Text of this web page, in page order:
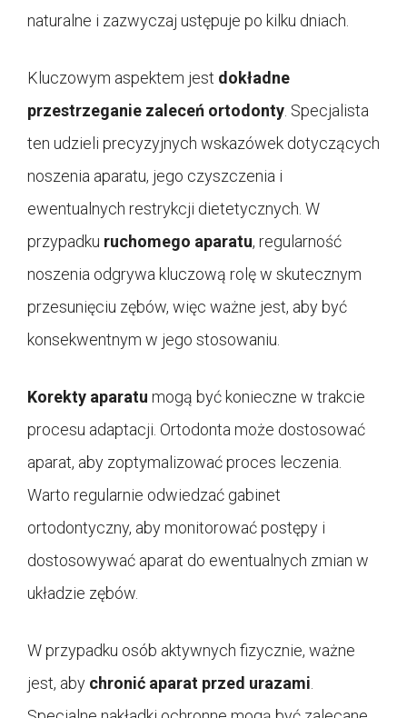
naturalne i zazwyczaj ustępuje po kilku dniach.
Kluczowym aspektem jest dokładne
przestrzeganie zaleceń ortodonty . Specjalista
ten udzieli precyzyjnych wskazówek dotyczących
noszenia aparatu, jego czyszczenia i
ewentualnych restrykcji dietetycznych. W
przypadku ruchomego aparatu, regularność
noszenia odgrywa kluczową rolę w skutecznym
przesunięciu zębów, więc ważne jest, aby być
konsekwentnym w jego stosowaniu.
Korekty aparatu mogą być konieczne w trakcie
procesu adaptacji. Ortodonta może dostosować
aparat, aby zoptymalizować proces leczenia.
Warto regularnie odwiedzać gabinet
ortodontyczny, aby monitorować postępy i
dostosowywać aparat do ewentualnych zmian w
układzie zębów.
W przypadku osób aktywnych fizycznie, ważne
jest, aby chronić aparat przed urazami